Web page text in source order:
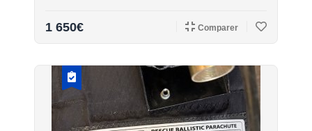
1 650€ Comparer